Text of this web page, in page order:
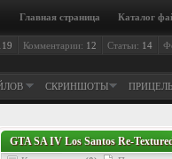
Главная страница Каталог
Комментарии: 12 Статьи: 14
СКРИНШОТЫ
GTA SA IV Los Santos Re-